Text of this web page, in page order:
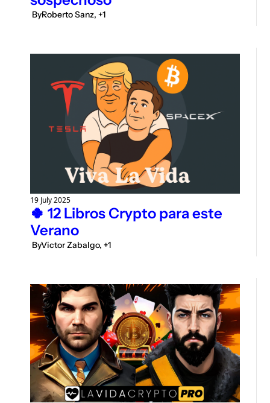
ByRoberto Sanz, +1
19 July 2025
🍀 12 Libros Crypto para este
Verano
ByVictor Zabalgo, +1